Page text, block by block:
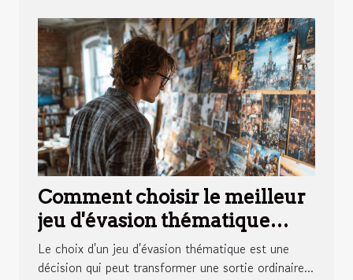
Comment choisir le meilleur
jeu d'évasion thématique
pour votre prochaine
aventure
Le choix d'un jeu d'évasion thématique est une
décision qui peut transformer une sortie ordinaire...